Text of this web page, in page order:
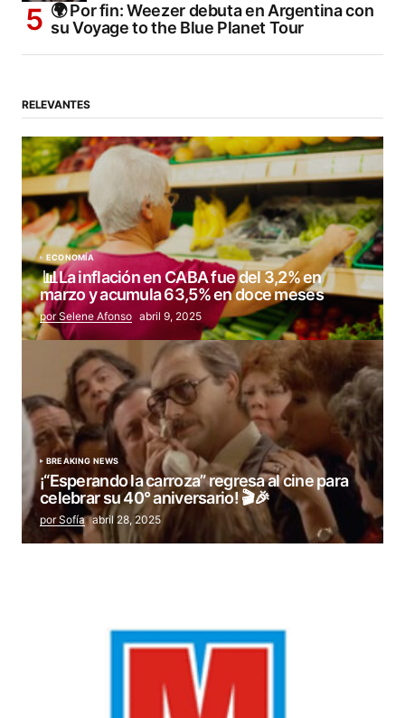
🌍 Por fin: Weezer debuta en Argentina con
su Voyage to the Blue Planet Tour
RELEVANTES
ECONOMÍA
📊La inflación en CABA fue del 3,2% en
marzo y acumula 63,5% en doce meses
por Selene Afonso abril 9, 2025
BREAKING NEWS
¡“Esperando la carroza” regresa al cine para
celebrar su 40° aniversario! 🎬🎉
por Sofía abril 28, 2025